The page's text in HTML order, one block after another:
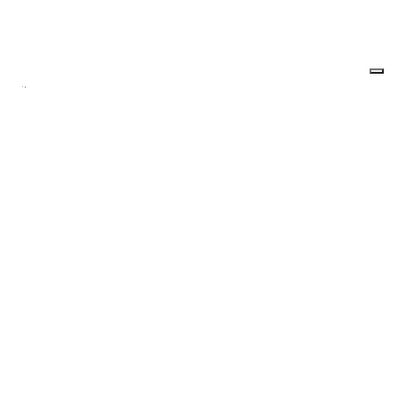
vite